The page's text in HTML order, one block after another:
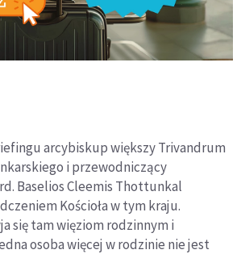
arcybiskup większy Trivandrum
i przewodniczący
Baselios Cleemis Thottunkal
Kościoła w tym kraju.
się tam więziom rodzinnym i
osoba więcej w rodzinie nie jest